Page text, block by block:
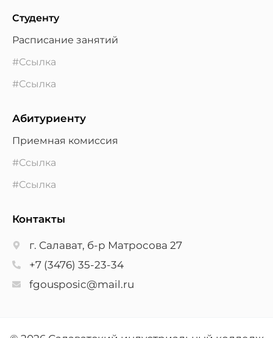
Студенту
Расписание занятий
#Ссылка
#Ссылка
Абитуриенту
Приемная комиссия
#Ссылка
#Ссылка
Контакты
г. Салават, б-р Матросова 27
+7 (3476) 35-23-34
fgousposic@mail.ru